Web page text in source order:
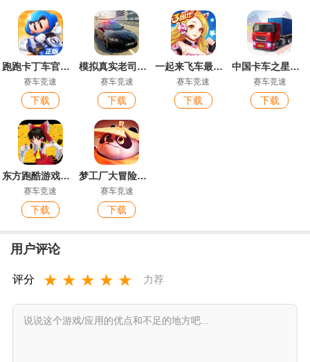
跑跑卡丁车官方竞速版
赛车竞速
下载
模拟真实老司机游戏最新版
赛车竞速
下载
一起来飞车最新版
赛车竞速
下载
中国卡车之星中国傲游卡车模拟器
赛车竞速
下载
东方跑酷游戏官方版
赛车竞速
下载
梦工厂大冒险测试服
赛车竞速
下载
用户评论
评分 ★ ★ ★ ★ ★ 力荐